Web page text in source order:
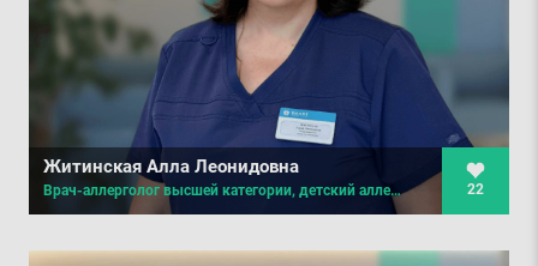
22
Житинская Алла Леонидовна
Врач-аллерголог высшей категории, детский аллерголог, пульмонолог первой категории